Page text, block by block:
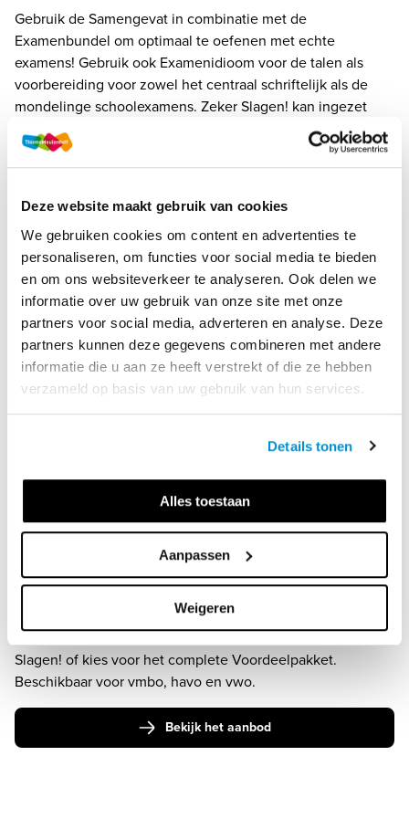
Deze website maakt gebruik van cookies
We gebruiken cookies om content en advertenties te
personaliseren, om functies voor social media te bieden
en om ons websiteverkeer te analyseren. Ook delen we
informatie over uw gebruik van onze site met onze
partners voor social media, adverteren en analyse. Deze
partners kunnen deze gegevens combineren met andere
informatie die u aan ze heeft verstrekt of die ze hebben
verzameld op basis van uw gebruik van hun services.
Details tonen
Alles toestaan
Aanpassen
Weigeren
Gebruik de Samengevat in combinatie met de
Examenbundel om optimaal te oefenen met echte
examens! Gebruik ook Examenidioom voor de talen als
voorbereiding voor zowel het centraal schriftelijk als de
mondelinge schoolexamens. Zeker Slagen! kan ingezet
worden bij de mentorlessen om leerlingen tips te geven
hoe ze het beste kunnen leren.
AANBOD, ISBN'S EN PRIJZEN
Bereid je leerlingen optimaal voor op het examen met
Examenbundel, Samengevat, Examenidioom en Zeker
Slagen! of kies voor het complete Voordeelpakket.
Beschikbaar voor vmbo, havo en vwo.
Bekijk het aanbod